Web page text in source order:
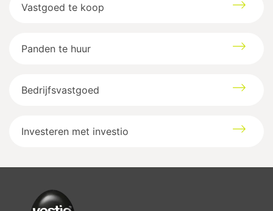
Vastgoed te koop
Panden te huur
Bedrijfsvastgoed
Investeren met investio